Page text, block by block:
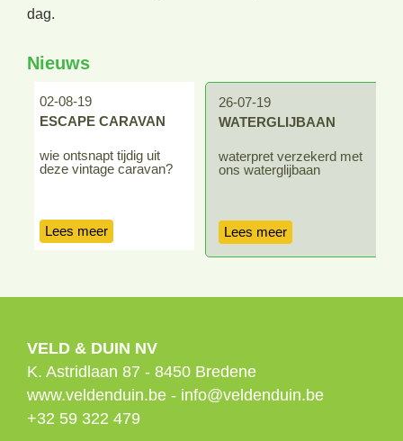
dag.
Nieuws
02-08-19
ESCAPE CARAVAN
wie ontsnapt tijdig uit
deze vintage caravan?
Lees meer
26-07-19
WATERGLIJBAAN
waterpret verzekerd met
ons waterglijbaan
Lees meer
VELD & DUIN NV
K. Astridlaan 87 - 8450 Bredene
www.veldenduin.be - info@veldenduin.be
+32 59 322 479